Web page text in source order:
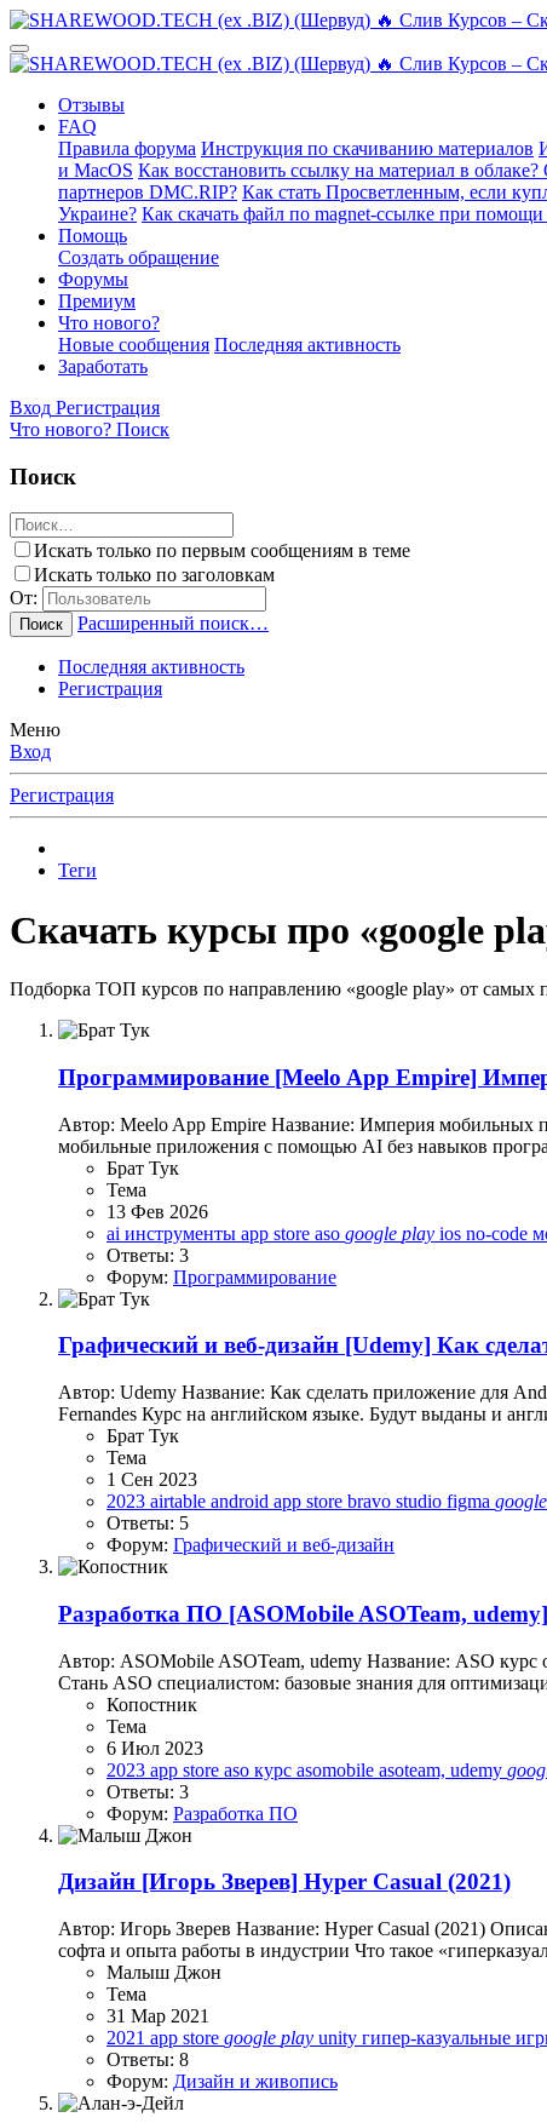
Отзывы
FAQ
Правила форума Инструкция по скачиванию материалов
и MacOS Как восстановить ссылку на материал в
партнеров DMC.RIP? Как стать Просветленным, если
Украине? Как скачать файл по magnet-ссылке при помощи
Помощь
Создать обращение
Форумы
Премиум
Что нового?
Новые сообщения Последняя активность
Заработать
Вход Регистрация
Что нового? Поиск
Поиск
Искать только по первым сообщениям в теме
Искать только по заголовкам
От:
Поиск Расширенный поиск…
Последняя активность
Регистрация
Меню
Вход
Регистрация
Теги
Скачать курсы про «google
Подборка ТОП курсов по направлению «google play» от самых
Программирование [Meelo App Empire]
Автор: Meelo App Empire Название: Империя мобильных
мобильные приложения с помощью AI без навыков
Брат Тук
Тема
13 Фев 2026
ai инструменты app store aso google play ios no-code
Ответы: 3
Форум: Программирование
Графический и веб-дизайн [Udemy] Как
Автор: Udemy Название: Как сделать приложение для
Fernandes Курс на английском языке. Будут выданы и
Брат Тук
Тема
1 Сен 2023
2023 airtable android app store bravo studio figma google
Ответы: 5
Форум: Графический и веб-дизайн
Разработка ПО [ASOMobile ASOTeam,
Автор: ASOMobile ASOTeam, udemy Название: ASO
Стань ASO специалистом: базовые знания для
Копостник
Тема
6 Июл 2023
2023 app store aso курс asomobile asoteam, udemy
Ответы: 3
Форум: Разработка ПО
Дизайн [Игорь Зверев] Hyper Casual (2021)
Автор: Игорь Зверев Название: Hyper Casual (2021)
софта и опыта работы в индустрии Что такое
Малыш Джон
Тема
31 Мар 2021
2021 app store google play unity гипер-казуальные
Ответы: 8
Форум: Дизайн и живопись